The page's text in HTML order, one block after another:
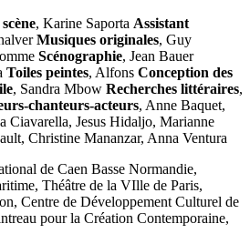
, Karine Saporta Assistant
Musiques originales, Guy
Scénographie, Jean Bauer
Toiles peintes, Alfons Conception des
, Sandra Mbow Recherches littéraires,
chanteurs-acteurs, Anne Baquet,
Ciavarella, Jesus Hidaljo, Marianne
Christine Mananzar, Anna Ventura
de Caen Basse Normandie,
Théâtre de la VIlle de Paris,
Centre de Développement Culturel de
pour la Création Contemporaine,